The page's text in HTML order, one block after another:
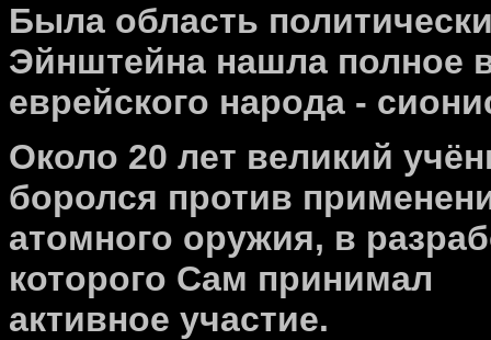
Была область
Эйнштейна нашла полное
еврейского народа -
Около 20 лет великий
боролся против
атомного оружия, в
которого Сам принимал
активное участие.